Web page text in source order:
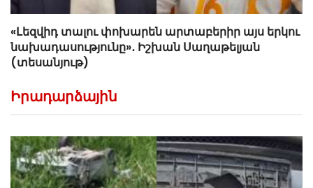
«Լեզվիդ տալու փոխարեն արտաբերիր այս երկու
նախադասությունը»․ Իշխան Սաղաթելյան
(տեսանյութ)
Իրադարձային